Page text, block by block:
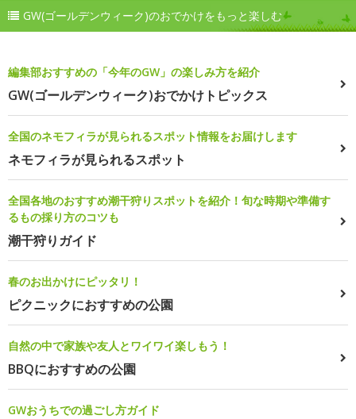
GW(ゴールデンウィーク)のおでかけをもっと楽しむ
編集部おすすめの「今年のGW」の楽しみ方を紹介
GW(ゴールデンウィーク)おでかけトピックス
全国のネモフィラが見られるスポット情報をお届けします
ネモフィラが見られるスポット
全国各地のおすすめ潮干狩りスポットを紹介！旬な時期や準備す
るもの採り方のコツも
潮干狩りガイド
春のお出かけにピッタリ！
ピクニックにおすすめの公園
自然の中で家族や友人とワイワイ楽しもう！
BBQにおすすめの公園
GWおうちでの過ごし方ガイド